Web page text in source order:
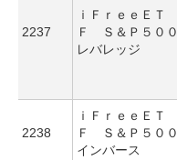
2237
ｉＦｒｅｅＥＴ
Ｆ Ｓ＆Ｐ５００
レバレッジ
2238
ｉＦｒｅｅＥＴ
Ｆ Ｓ＆Ｐ５００
インバース